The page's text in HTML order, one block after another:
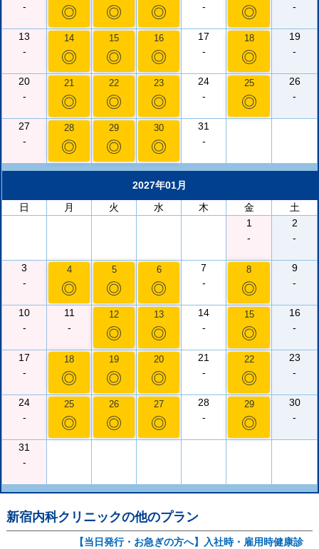
-
◎ ◎ ◎
-
◎
-
13
-
14
◎
15
◎
16
◎
17
-
18
◎
19
-
20
-
21
◎
22
◎
23
◎
24
-
25
◎
26
-
27
-
28
◎
29
◎
30
◎
31
-
2027年01月
日
月 火 水 木 金
土
1
-
2
-
3
-
4
◎
5
◎
6
◎
7
-
8
◎
9
-
10
-
11
-
12
◎
13
◎
14
-
15
◎
16
-
17
-
18
◎
19
◎
20
◎
21
-
22
◎
23
-
24
-
25
◎
26
◎
27
◎
28
-
29
◎
30
-
31
-
新宿内科クリニックの他のプラン
【当日発行・お急ぎの方へ】入社時・雇用時健康診